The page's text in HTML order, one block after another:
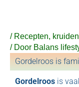
inhoud
/ Recepten,
/ Door Balans
Gordelroos is
Gordelroos is